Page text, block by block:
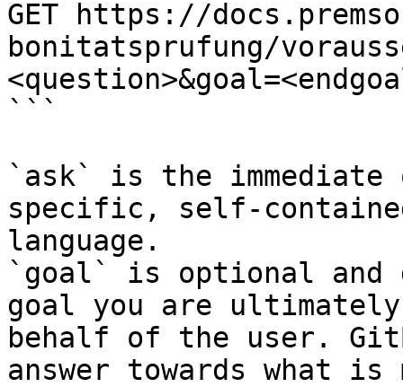
GET https://
bonitatsprufung/
```
`ask` is the
specific, self-
language.
`goal` is optional and
goal you are
behalf of the user.
answer towards what